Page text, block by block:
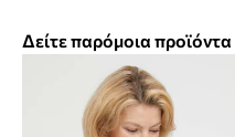
Δείτε παρόμοια προϊόντα